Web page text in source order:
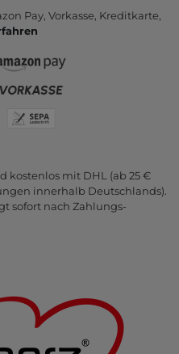
Pay, Vor­kasse, Kredit­karte,
kostenlos mit DHL (ab 25 €
inner­halb Deutsch­lands).
sofort nach Zahlungs­